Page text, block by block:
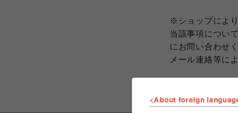
※ショップによ
当該事項につい
にお問い合わせ
メール連絡等に
<About foreign